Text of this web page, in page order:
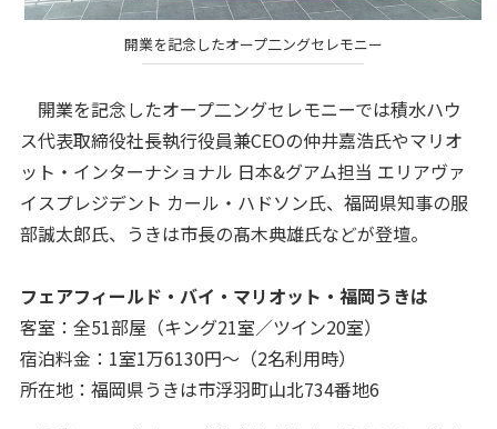
開業を記念したオープ二ングセレモニー
開業を記念したオープ二ングセレモニーでは積水ハウ
ス代表取締役社長執行役員兼CEOの仲井嘉浩氏やマリオ
ット・インターナショナル 日本&グアム担当 エリアヴァ
イスプレジデント カール・ハドソン氏、福岡県知事の服
部誠太郎氏、うきは市長の髙木典雄氏などが登壇。
フェアフィールド・バイ・マリオット・福岡うきは
客室：全51部屋（キング21室／ツイン20室）
宿泊料金：1室1万6130円～（2名利用時）
所在地：福岡県うきは市浮羽町山北734番地6